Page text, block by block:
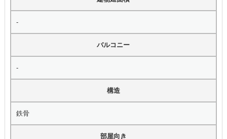
-
バルコニー
-
構造
鉄骨
部屋向き